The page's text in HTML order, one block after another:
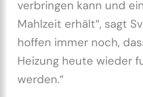
verbringen kann und
Mahlzeit erhält“, sagt
hoffen immer noch,
Heizung heute wieder
werden.“